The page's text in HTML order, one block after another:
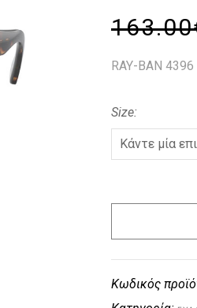
163.00
RAY-BAN 4396
Size
Κωδικός